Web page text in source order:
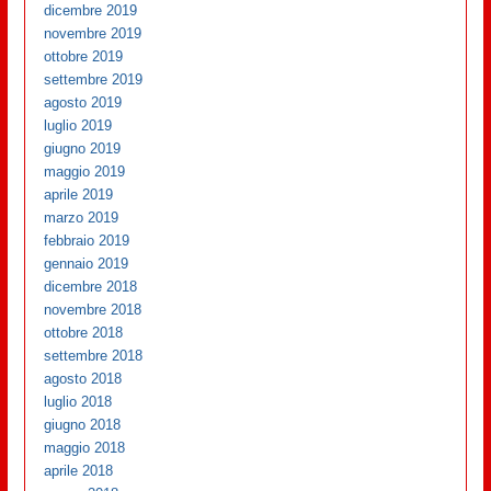
dicembre 2019
novembre 2019
ottobre 2019
settembre 2019
agosto 2019
luglio 2019
giugno 2019
maggio 2019
aprile 2019
marzo 2019
febbraio 2019
gennaio 2019
dicembre 2018
novembre 2018
ottobre 2018
settembre 2018
agosto 2018
luglio 2018
giugno 2018
maggio 2018
aprile 2018